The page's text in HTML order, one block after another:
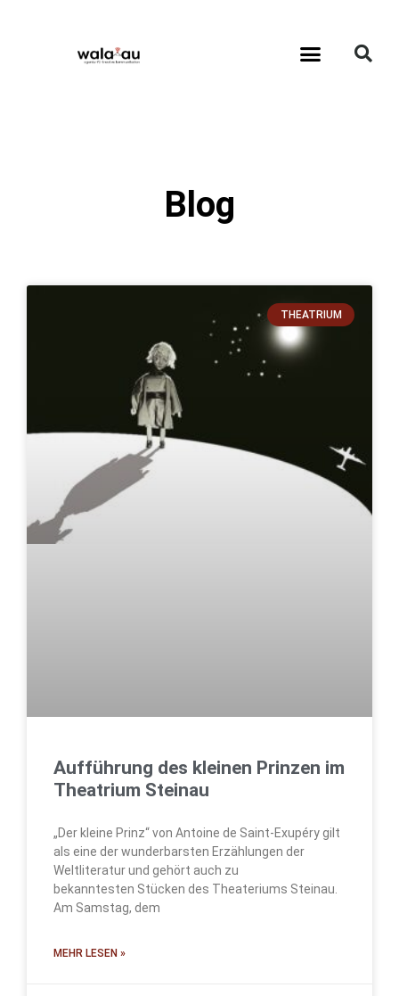
Blog
THEATRIUM
Aufführung des kleinen Prinzen im
Theatrium Steinau
„Der kleine Prinz“ von Antoine de Saint-Exupéry gilt
als eine der wunderbarsten Erzählungen der
Weltliteratur und gehört auch zu
bekanntesten Stücken des Theateriums Steinau.
Am Samstag, dem
MEHR LESEN »